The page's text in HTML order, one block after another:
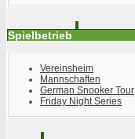
Spielbetrieb
Vereinsheim
Mannschaften
German Snooker Tour
Friday Night Series